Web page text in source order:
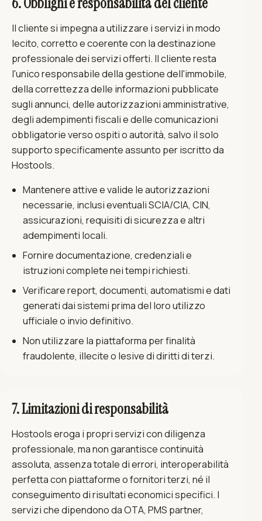
Il cliente si impegna a utilizzare i servizi in modo
lecito, corretto e coerente con la destinazione
professionale dei servizi offerti. Il cliente resta
l'unico responsabile della gestione dell'immobile,
della correttezza delle informazioni pubblicate
sugli annunci, delle autorizzazioni amministrative,
degli adempimenti fiscali e delle comunicazioni
obbligatorie verso ospiti o autorità, salvo il solo
supporto specificamente assunto per iscritto da
Hostools.
Mantenere attive e valide le autorizzazioni
necessarie, inclusi eventuali SCIA/CIA, CIN,
assicurazioni, requisiti di sicurezza e altri
adempimenti locali.
Fornire documentazione, credenziali e
istruzioni complete nei tempi richiesti.
Verificare report, documenti, automatismi e dati
generati dai sistemi prima del loro utilizzo
ufficiale o invio definitivo.
Non utilizzare la piattaforma per finalità
fraudolente, illecite o lesive di diritti di terzi.
7. Limitazioni di responsabilità
Hostools eroga i propri servizi con diligenza
professionale, ma non garantisce continuità
assoluta, assenza totale di errori, interoperabilità
perfetta con piattaforme o fornitori terzi, né il
conseguimento di risultati economici specifici. I
servizi che dipendono da OTA, PMS partner,